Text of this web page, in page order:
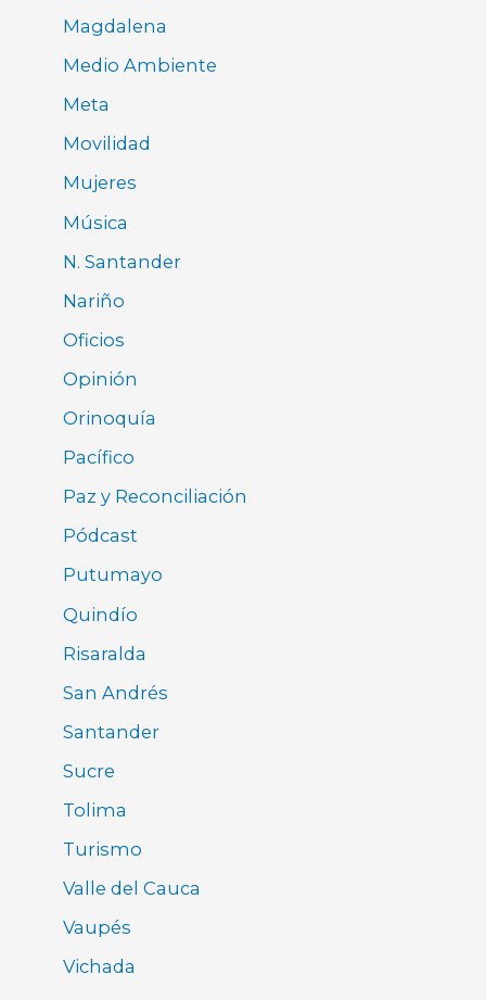
Magdalena
Medio Ambiente
Meta
Movilidad
Mujeres
Música
N. Santander
Nariño
Oficios
Opinión
Orinoquía
Pacífico
Paz y Reconciliación
Pódcast
Putumayo
Quindío
Risaralda
San Andrés
Santander
Sucre
Tolima
Turismo
Valle del Cauca
Vaupés
Vichada